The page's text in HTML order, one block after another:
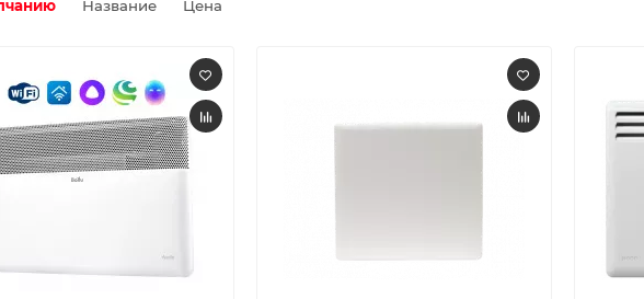
Название Цена